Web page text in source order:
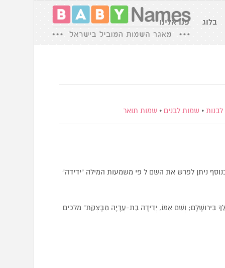
בלוג פנו אלינו
• שמות לבנים • שמות תואר
ניתן לפרש את השם ל פי משמעות המילה “ידידה”
בִּירוּשָׁלִָם; וְשֵׁם אִמּוֹ, יְדִידָה בַת-עֲדָיָה מִבָּצְקַת” מלכים